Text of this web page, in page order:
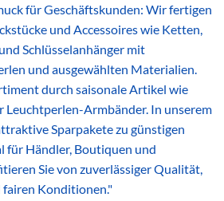
für Geschäftskunden: Wir fertigen
und Accessoires wie Ketten,
Schlüsselanhänger mit
und ausgewählten Materialien.
durch saisonale Artikel wie
Leuchtperlen-Armbänder. In unserem
Sparpakete zu günstigen
für Händler, Boutiquen und
Sie von zuverlässiger Qualität,
fairen Konditionen."